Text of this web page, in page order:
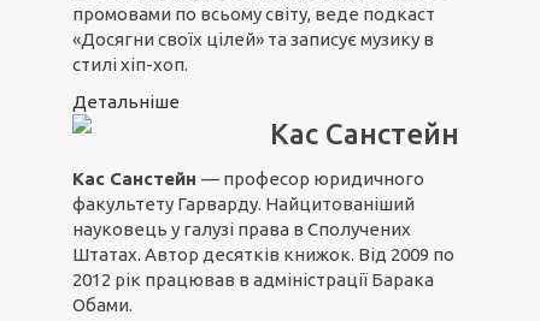
промовами по всьому світу, веде подкаст
«Досягни своїх цілей» та записує музику в
стилі хіп-хоп.
Детальніше
Кас Санстейн
Кас Санстейн — професор юридичного
факультету Гарварду. Найцитованіший
науковець у галузі права в Сполучених
Штатах. Автор десятків книжок. Від 2009 по
2012 рік працював в адміністрації Барака
Обами.